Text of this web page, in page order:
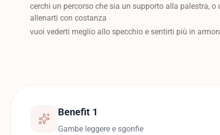
cerchi un percorso che sia un supporto alla palestra, o
allenarti con costanza
vuoi vederti meglio allo specchio e sentirti più in
Benefit 1
Gambe leggere e sgonfie